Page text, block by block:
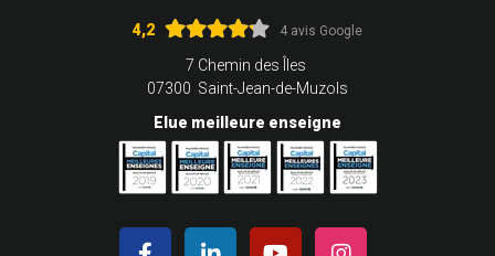
4,2 4 avis Google
7 Chemin des Îles
07300 Saint-Jean-de-Muzols
Elue meilleure enseigne